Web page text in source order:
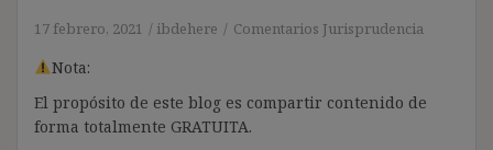
17 febrero, 2021 ibdehere Comentarios Jurisprudencia
Nota:
El propósito de este blog es compartir contenido de
forma totalmente GRATUITA.